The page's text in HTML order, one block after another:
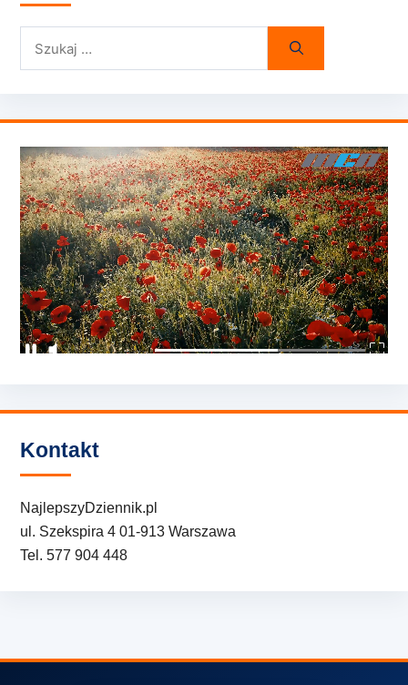
Kontakt
NajlepszyDziennik.pl
ul. Szekspira 4 01-913 Warszawa
Tel. 577 904 448